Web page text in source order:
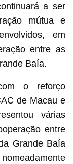
a ser
mútua e
em
entre as
Baía.
o reforço
de Macau e
várias
entre
Grande Baía